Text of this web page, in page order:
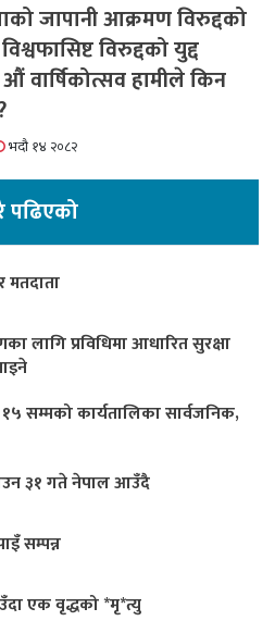
जापानी आक्रमण विरुद्दको
विरुद्दको युद्द
वार्षिकोत्सव हामीले किन
भदौ १४ २०८२
पढिएको
मतदाता
लागि प्रविधिमा आधारित सुरक्षा
सम्मको कार्यतालिका सार्वजनिक,
३१ गते नेपाल आउँदै
सम्पन्न
एक वृद्धको *मृ*त्यु